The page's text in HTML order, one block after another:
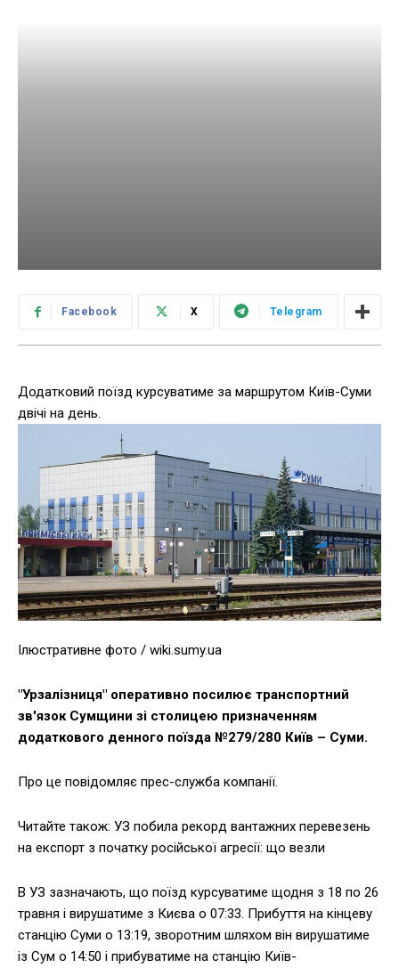
Facebook X Telegram
Додатковий поїзд курсуватиме за маршрутом Київ-Суми
двічі на день.
Ілюстративне фото / wiki.sumy.ua
"Урзалізниця" оперативно посилює транспортний
зв'язок Сумщини зі столицею призначенням
додаткового денного поїзда №279/280 Київ – Суми.
Про це повідомляє прес-служба компанії.
Читайте також: УЗ побила рекорд вантажних перевезень
на експорт з початку російської агресії: що везли
В УЗ зазначають, що поїзд курсуватиме щодня з 18 по 26
травня і вирушатиме з Києва о 07:33. Прибуття на кінцеву
станцію Суми о 13:19, зворотним шляхом він вирушатиме
із Сум о 14:50 і прибуватиме на станцію Київ-